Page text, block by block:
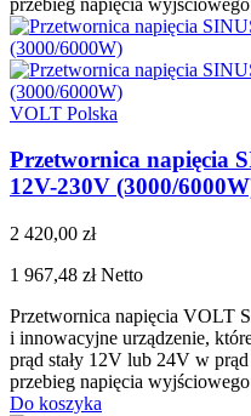
VOLT Polska
Przetwornica napięcia
12V-230V (3000/
2 420,00 zł
1 967,48 złNetto
Przetwornica napięcia VOLT
i innowacyjne urządzenie,
prąd stały 12V lub 24V w
przebieg napięcia
Do koszyka